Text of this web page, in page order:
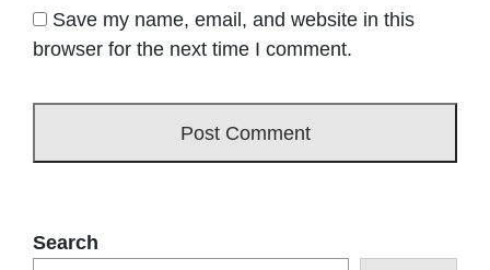
Save my name, email, and website in this
browser for the next time I comment.
Search